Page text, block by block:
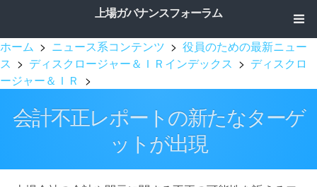
上場ガバナンスフォーラム
ホーム > ニュース系コンテンツ > 役員のための最新ニュー
ス > ディスクロージャー＆ＩＲインデックス > ディスクロ
ージャー＆ＩＲ >
会計不正レポートの新たなターゲ
ットが出現